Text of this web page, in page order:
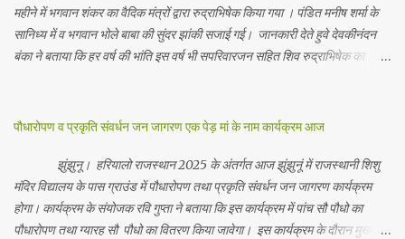
महीने में भगवान शंकर का वैदिक मंत्रों द्वारा रुद्राभिषेक किया गया । पंडित मनीष शर्मा के
सानिध्य में व भगवान भोले बाबा की सुंदर झांकी सजाई गई। जानकारी देते हुवे देवकीनंदन
बंका ने बताया कि हर वर्ष की भांति इस वर्ष भी सपरिवारजन सहित शिव रुद्राभिषेक का
भाविक, लाडो, मीना, रेनू, निर्मला, दीक्षा, मनीषा आदि सभी परिवार जन उपस्थित रहे।
guarantee the information is 100% accurate
पौधारोपण व प्रकृति संवर्धन जन जागरण एक पेड़ मां के नाम कार्यक्रम आज
झुंझुनू। हरियालो राजस्थान 2025 के अंतर्गत आज झुंझुनूं में राजस्थानी शिशु
मंदिर विद्यालय के पास ग्राउंड में पौधारोपण तथा प्रकृति संवर्धन जन जागरण कार्यक्रम
होगा। कार्यक्रम के संयोजक रवि गुप्ता ने बताया कि इस कार्यक्रम में पांच सौ पौधो का
पौधारोपण तथा ग्यारह सौ पौधो का वितरण किया जावेगा। इस कार्यक्रम के दौरान मुख्य